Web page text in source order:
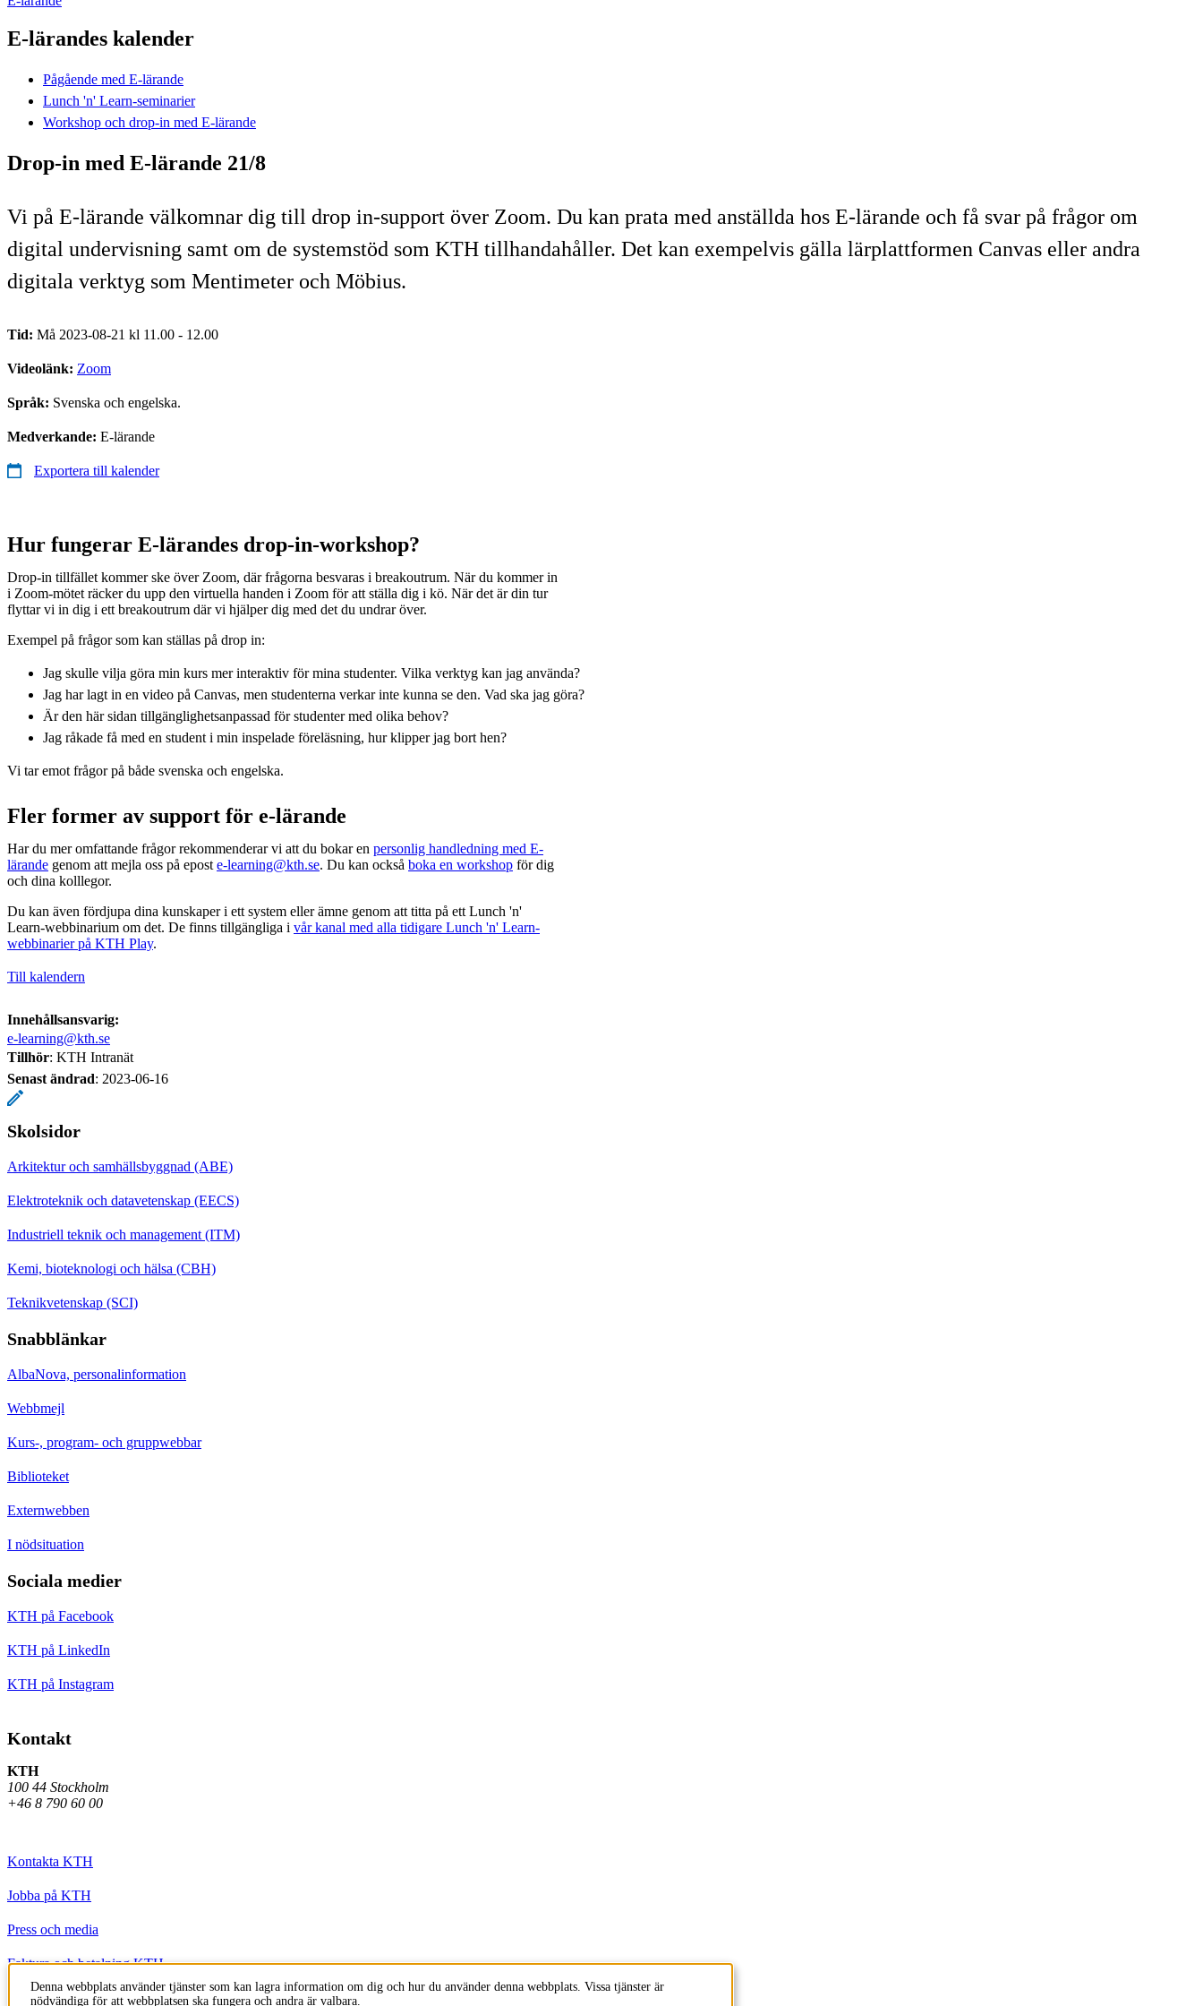
E-lärandes kalender
Pågående med E-lärande
Lunch 'n' Learn-seminarier
Workshop och drop-in med E-lärande
Drop-in med E-lärande 21/8
Vi på E-lärande välkomnar dig till drop in-support över Zoom. Du kan prata med anställda hos E-lärande och få svar på frågor om
digital undervisning samt om de systemstöd som KTH tillhandahåller. Det kan exempelvis gälla lärplattformen Canvas eller andra
digitala verktyg som Mentimeter och Möbius.
Tid: Må 2023-08-21 kl 11.00 - 12.00
Videolänk: Zoom
Språk: Svenska och engelska.
Medverkande: E-lärande
Exportera till kalender
Hur fungerar E-lärandes drop-in-workshop?
Drop-in tillfället kommer ske över Zoom, där frågorna besvaras i breakoutrum. När du kommer in
i Zoom-mötet räcker du upp den virtuella handen i Zoom för att ställa dig i kö. När det är din tur
flyttar vi in dig i ett breakoutrum där vi hjälper dig med det du undrar över.
Exempel på frågor som kan ställas på drop in:
Jag skulle vilja göra min kurs mer interaktiv för mina studenter. Vilka verktyg kan jag använda?
Jag har lagt in en video på Canvas, men studenterna verkar inte kunna se den. Vad ska jag göra?
Är den här sidan tillgänglighetsanpassad för studenter med olika behov?
Jag råkade få med en student i min inspelade föreläsning, hur klipper jag bort hen?
Vi tar emot frågor på både svenska och engelska.
Fler former av support för e-lärande
Har du mer omfattande frågor rekommenderar vi att du bokar en personlig handledning med E-
lärande genom att mejla oss på epost e-learning@kth.se. Du kan också boka en workshop för dig
och dina kolllegor.
Du kan även fördjupa dina kunskaper i ett system eller ämne genom att titta på ett Lunch 'n'
Learn-webbinarium om det. De finns tillgängliga i vår kanal med alla tidigare Lunch 'n' Learn-
webbinarier på KTH Play.
Till kalendern
Innehållsansvarig:
e-learning@kth.se
Tillhör: KTH Intranät
Senast ändrad: 2023-06-16
Skolsidor
Arkitektur och samhällsbyggnad (ABE)
Elektroteknik och datavetenskap (EECS)
Industriell teknik och management (ITM)
Kemi, bioteknologi och hälsa (CBH)
Teknikvetenskap (SCI)
Snabblänkar
AlbaNova, personalinformation
Webbmejl
Kurs-, program- och gruppwebbar
Biblioteket
Externwebben
I nödsituation
Sociala medier
KTH på Facebook
KTH på LinkedIn
KTH på Instagram
Kontakt
KTH
100 44 Stockholm
+46 8 790 60 00
Kontakta KTH
Jobba på KTH
Press och media
Faktura och betalning KTH
Om KTH:s webbplatser
Denna webbplats använder tjänster som kan lagra information om dig och hur du använder denna webbplats. Vissa tjänster är
nödvändiga för att webbplatsen ska fungera och andra är valbara.